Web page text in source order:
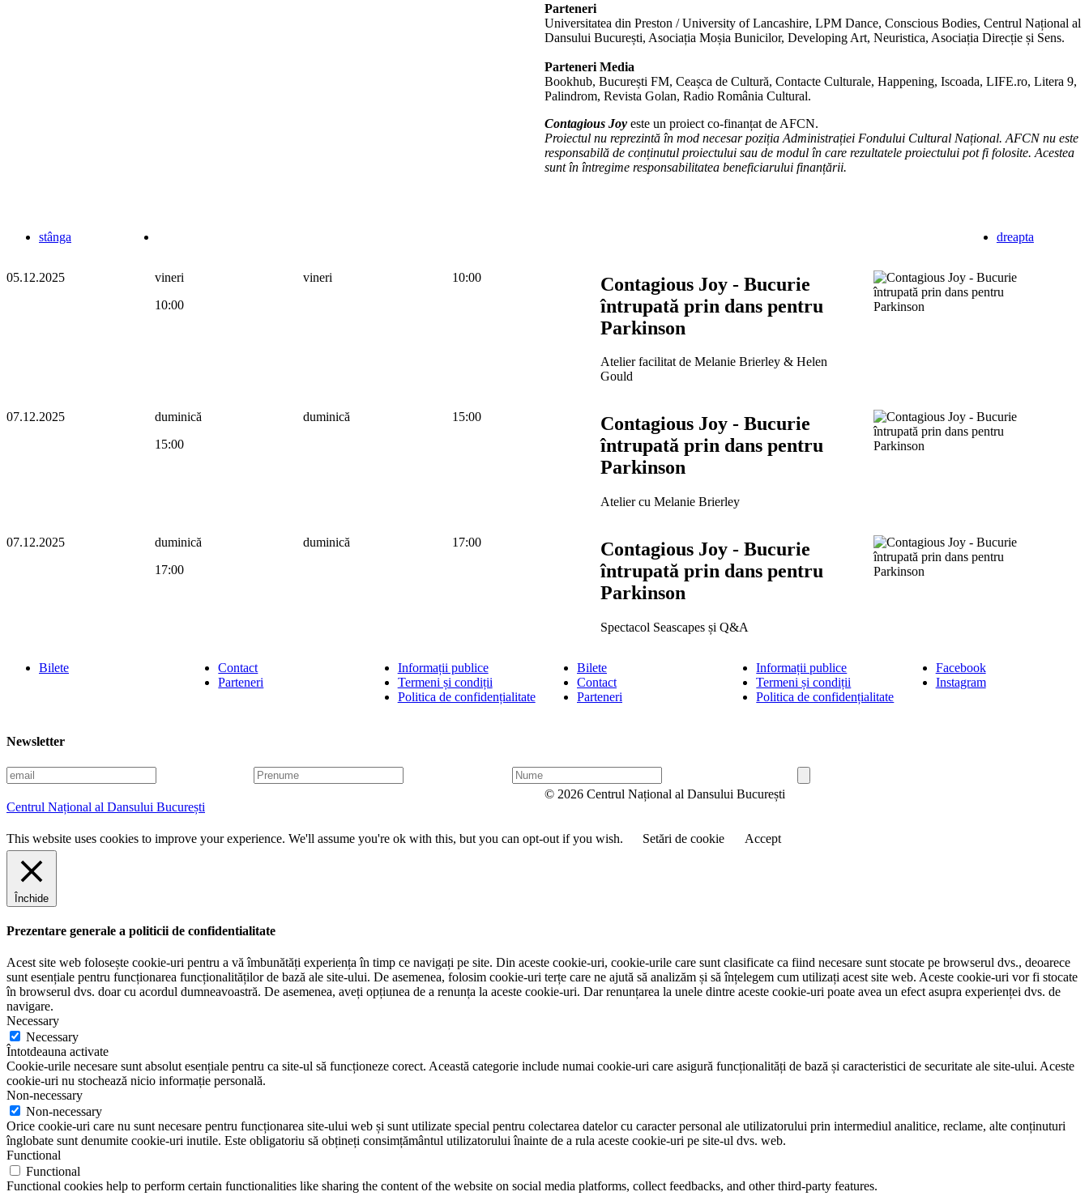
Parteneri
Universitatea din Preston / University of Lancashire, LPM Dance, Conscious Bodies, Centrul Național al
Dansului București, Asociația Moșia Bunicilor, Developing Art, Neuristica, Asociația Direcție și Sens.
Parteneri Media
Bookhub, București FM, Ceașca de Cultură, Contacte Culturale, Happening, Iscoada, LIFE.ro, Litera 9,
Palindrom, Revista Golan, Radio România Cultural.
Contagious Joy este un proiect co-finanțat de AFCN.
Proiectul nu reprezintă în mod necesar poziția Administrației Fondului Cultural Național. AFCN nu este
responsabilă de conținutul proiectului sau de modul în care rezultatele proiectului pot fi folosite. Acestea
sunt în întregime responsabilitatea beneficiarului finanțării.
stânga dreapta
05.12.2025
vineri
10:00
vineri 10:00
Contagious Joy - Bucurie
întrupată prin dans pentru
Parkinson
Atelier facilitat de Melanie Brierley & Helen
Gould
07.12.2025
duminică
15:00
duminică 15:00
Contagious Joy - Bucurie
întrupată prin dans pentru
Parkinson
Atelier cu Melanie Brierley
07.12.2025
duminică
17:00
duminică 17:00
Contagious Joy - Bucurie
întrupată prin dans pentru
Parkinson
Spectacol Seascapes și Q&A
Bilete
Contact
Parteneri
Informații publice
Termeni și condiții
Politica de confidențialitate
Bilete
Contact
Parteneri
Informații publice
Termeni și condiții
Politica de confidențialitate
Facebook
Instagram
Newsletter
E
m
a
i
l
P
r
u
m
N
u
Centrul Național al Dansului București
© 2026 Centrul Național al Dansului București
This website uses cookies to improve your experience. We'll assume you're ok with this, but you can opt-out if you wish. Setări de cookie Accept
Închide
Prezentare generale a politicii de confidentialitate
Acest site web folosește cookie-uri pentru a vă îmbunătăți experiența în timp ce navigați pe site. Din aceste cookie-uri, cookie-urile care sunt clasificate ca fiind necesare sunt stocate pe browserul dvs., deoarece
sunt esențiale pentru funcționarea funcționalităților de bază ale site-ului. De asemenea, folosim cookie-uri terțe care ne ajută să analizăm și să înțelegem cum utilizați acest site web. Aceste cookie-uri vor fi stocate
în browserul dvs. doar cu acordul dumneavoastră. De asemenea, aveți opțiunea de a renunța la aceste cookie-uri. Dar renunțarea la unele dintre aceste cookie-uri poate avea un efect asupra experienței dvs. de
navigare.
Necessary
Necessary
Întotdeauna activate
Cookie-urile necesare sunt absolut esențiale pentru ca site-ul să funcționeze corect. Această categorie include numai cookie-uri care asigură funcționalități de bază și caracteristici de securitate ale site-ului. Aceste
cookie-uri nu stochează nicio informație personală.
Non-necessary
Non-necessary
Orice cookie-uri care nu sunt necesare pentru funcționarea site-ului web și sunt utilizate special pentru colectarea datelor cu caracter personal ale utilizatorului prin intermediul analitice, reclame, alte conținuturi
înglobate sunt denumite cookie-uri inutile. Este obligatoriu să obțineți consimțământul utilizatorului înainte de a rula aceste cookie-uri pe site-ul dvs. web.
Functional
Functional
Functional cookies help to perform certain functionalities like sharing the content of the website on social media platforms, collect feedbacks, and other third-party features.